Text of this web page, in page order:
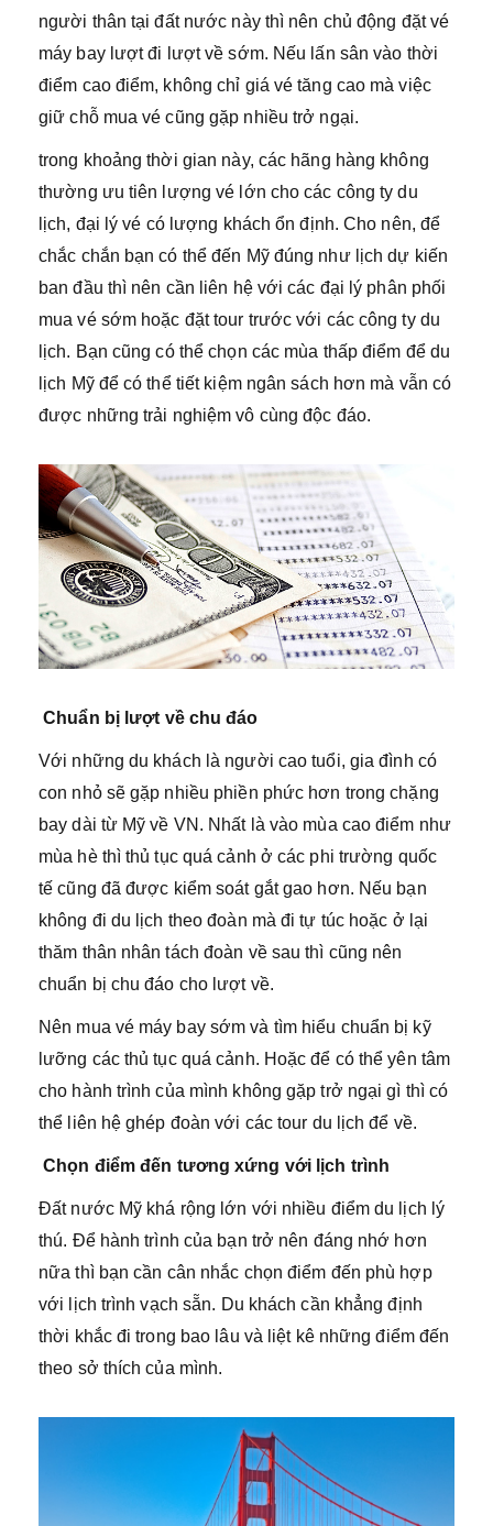
người thân tại đất nước này thì nên chủ động đặt vé
máy bay lượt đi lượt về sớm. Nếu lấn sân vào thời
điểm cao điểm, không chỉ giá vé tăng cao mà việc
giữ chỗ mua vé cũng gặp nhiều trở ngại.
trong khoảng thời gian này, các hãng hàng không
thường ưu tiên lượng vé lớn cho các công ty du
lịch, đại lý vé có lượng khách ổn định. Cho nên, để
chắc chắn bạn có thể đến Mỹ đúng như lịch dự kiến
ban đầu thì nên cần liên hệ với các đại lý phân phối
mua vé sớm hoặc đặt tour trước với các công ty du
lịch. Bạn cũng có thể chọn các mùa thấp điểm để du
lịch Mỹ để có thể tiết kiệm ngân sách hơn mà vẫn có
được những trải nghiệm vô cùng độc đáo.
Chuẩn bị lượt về chu đáo
Với những du khách là người cao tuổi, gia đình có
con nhỏ sẽ gặp nhiều phiền phức hơn trong chặng
bay dài từ Mỹ về VN. Nhất là vào mùa cao điểm như
mùa hè thì thủ tục quá cảnh ở các phi trường quốc
tế cũng đã được kiểm soát gắt gao hơn. Nếu bạn
không đi du lịch theo đoàn mà đi tự túc hoặc ở lại
thăm thân nhân tách đoàn về sau thì cũng nên
chuẩn bị chu đáo cho lượt về.
Nên mua vé máy bay sớm và tìm hiểu chuẩn bị kỹ
lưỡng các thủ tục quá cảnh. Hoặc để có thể yên tâm
cho hành trình của mình không gặp trở ngại gì thì có
thể liên hệ ghép đoàn với các tour du lịch để về.
Chọn điểm đến tương xứng với lịch trình
Đất nước Mỹ khá rộng lớn với nhiều điểm du lịch lý
thú. Để hành trình của bạn trở nên đáng nhớ hơn
nữa thì bạn cần cân nhắc chọn điểm đến phù hợp
với lịch trình vạch sẵn. Du khách cần khẳng định
thời khắc đi trong bao lâu và liệt kê những điểm đến
theo sở thích của mình.